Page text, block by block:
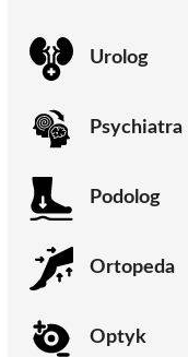
Urolog
Psychiatra
Podolog
Ortopeda
Optyk